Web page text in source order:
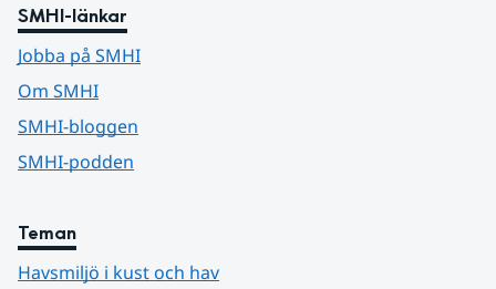
SMHI-länkar
Jobba på SMHI
Om SMHI
SMHI-bloggen
SMHI-podden
Teman
Havsmiljö i kust och hav